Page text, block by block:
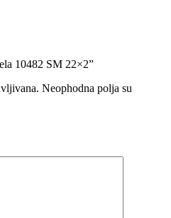
10482 SM 22×2”
Neophodna polja su